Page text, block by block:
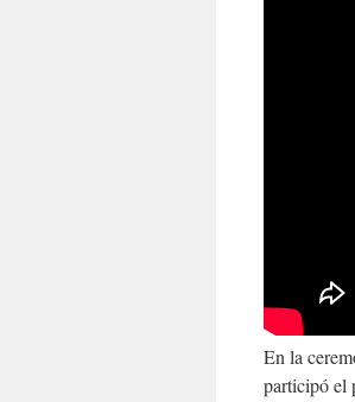
En la
participó el